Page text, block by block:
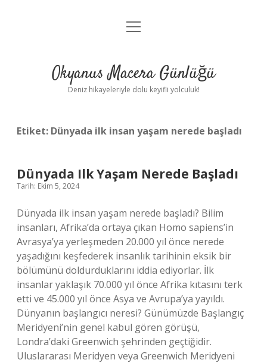
Anasayfa
Yasal Uyarı
menüyü
Okyanus Macera Günlüğü
Deniz hikayeleriyle dolu keyifli yolculuk!
Etiket: Dünyada ilk insan yaşam nerede başladı
Dünyada Ilk Yaşam Nerede Başladı
Tarih: Ekim 5, 2024
Dünyada ilk insan yaşam nerede başladı? Bilim
insanları, Afrika’da ortaya çıkan Homo sapiens’in
Avrasya’ya yerleşmeden 20.000 yıl önce nerede
yaşadığını keşfederek insanlık tarihinin eksik bir
bölümünü doldurduklarını iddia ediyorlar. İlk
insanlar yaklaşık 70.000 yıl önce Afrika kıtasını terk
etti ve 45.000 yıl önce Asya ve Avrupa’ya yayıldı.
Dünyanın başlangıcı neresi? Günümüzde Başlangıç ​​
Meridyeni’nin genel kabul gören görüşü,
Londra’daki Greenwich şehrinden geçtiğidir.
Uluslararası Meridyen veya Greenwich Meridyeni